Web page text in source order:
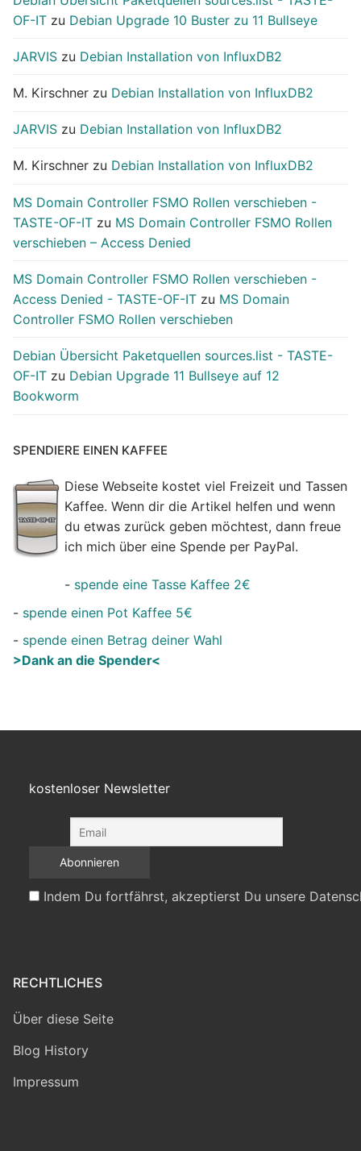
OF-IT zu Debian Upgrade 10 Buster zu 11 Bullseye
JARVIS zu Debian Installation von InfluxDB2
M. Kirschner zu Debian Installation von InfluxDB2
JARVIS zu Debian Installation von InfluxDB2
M. Kirschner zu Debian Installation von InfluxDB2
MS Domain Controller FSMO Rollen verschieben -
TASTE-OF-IT zu MS Domain Controller FSMO Rollen
verschieben – Access Denied
MS Domain Controller FSMO Rollen verschieben -
Access Denied - TASTE-OF-IT zu MS Domain
Controller FSMO Rollen verschieben
Debian Übersicht Paketquellen sources.list - TASTE-
OF-IT zu Debian Upgrade 11 Bullseye auf 12
Bookworm
SPENDIERE EINEN KAFFEE
Diese Webseite kostet viel Freizeit und Tassen
Kaffee. Wenn dir die Artikel helfen und wenn
du etwas zurück geben möchtest, dann freue
ich mich über eine Spende per PayPal.
- spende eine Tasse Kaffee 2€
- spende einen Pot Kaffee 5€
- spende einen Betrag deiner Wahl
>Dank an die Spender<
kostenloser Newsletter
Indem Du fortfährst, akzeptierst Du unsere
RECHTLICHES
Über diese Seite
Blog History
Impressum